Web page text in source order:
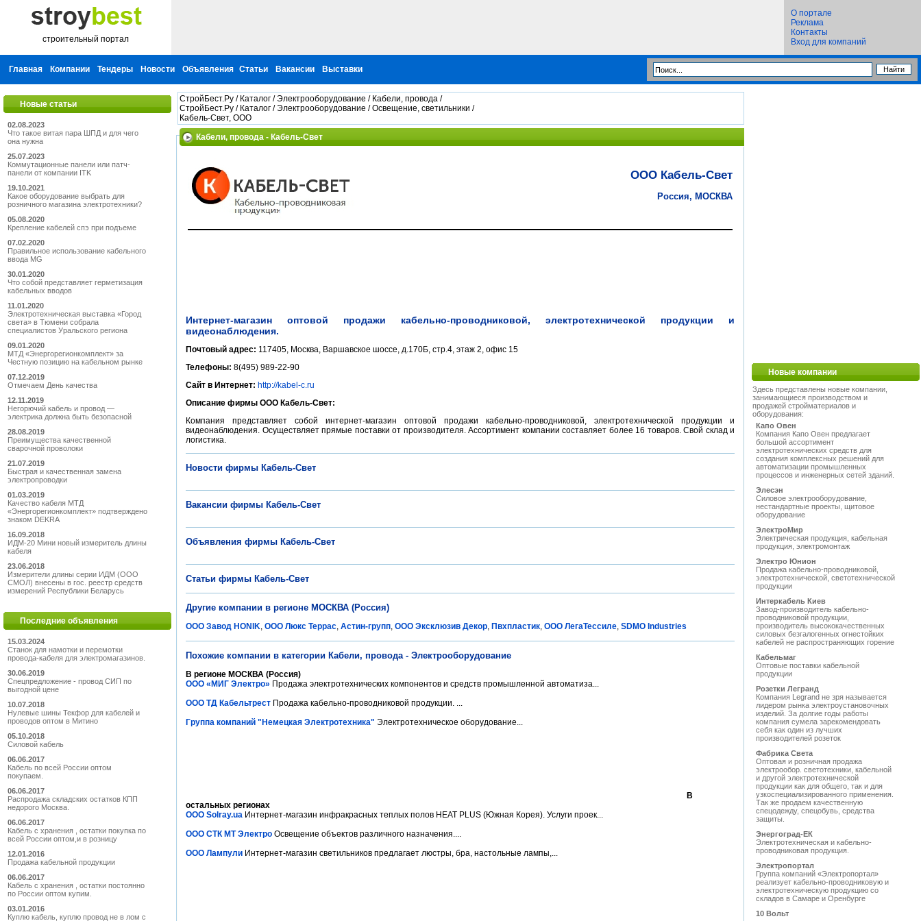
строительный портал
О портале
Реклама
Контакты
Вход для компаний
Главная Компании Тендеры Новости Объявления Статьи Вакансии Выставки
Новые статьи
02.08.2023
Что такое витая пара ШПД и для чего
она нужна
25.07.2023
Коммутационные панели или патч-
панели от компании ITK
19.10.2021
Какое оборудование выбрать для
розничного магазина электротехники?
05.08.2020
Крепление кабелей спэ при подъеме
07.02.2020
Правильное использование кабельного
ввода MG
30.01.2020
Что собой представляет герметизация
кабельных вводов
11.01.2020
Электротехническая выставка «Город
света» в Тюмени собрала
специалистов Уральского региона
09.01.2020
МТД «Энергорегионкомплект» за
Честную позицию на кабельном рынке
07.12.2019
Отмечаем День качества
12.11.2019
Негорючий кабель и провод —
электрика должна быть безопасной
28.08.2019
Преимущества качественной
сварочной проволоки
21.07.2019
Быстрая и качественная замена
электропроводки
01.03.2019
Качество кабеля МТД
«Энергорегионкомплект» подтверждено
знаком DEKRA
16.09.2018
ИДМ-20 Мини новый измеритель длины
кабеля
23.06.2018
Измерители длины серии ИДМ (ООО
СМОЛ) внесены в гос. реестр средств
измерений Республики Беларусь
Последние объявления
15.03.2024
Станок для намотки и перемотки
провода-кабеля для электромагазинов.
30.06.2019
Спецпредложение - провод СИП по
выгодной цене
10.07.2018
Нулевые шины Текфор для кабелей и
проводов оптом в Митино
05.10.2018
Силовой кабель
06.06.2017
Кабель по всей России оптом
покупаем.
06.06.2017
Распродажа складских остатков КПП
недорого Москва.
06.06.2017
Кабель с хранения , остатки покупка по
всей России оптом,и в розницу
12.01.2016
Продажа кабельной продукции
06.06.2017
Кабель с хранения , остатки постоянно
по России оптом купим.
03.01.2016
Куплю кабель, куплю провод не в лом с
СтройБест.Ру / Каталог /Электрооборудование / Кабели, провода /
СтройБест.Ру / Каталог /Электрооборудование /Освещение, светильники /
Кабель-Свет, ООО
Кабели, провода - Кабель-Свет
ООО Кабель-Свет
Россия, МОСКВА
Интернет-магазин оптовой продажи кабельно-проводниковой, электротехнической продукции и
видеонаблюдения.
Почтовый адрес: 117405, Москва, Варшавское шоссе, д.170Б, стр.4, этаж 2, офис 15
Телефоны: 8(495) 989-22-90
Сайт в Интернет: http://kabel-c.ru
Описание фирмы ООО Кабель-Свет:
Компания представляет собой интернет-магазин оптовой продажи кабельно-проводниковой, электротехнической продукции и
видеонаблюдения. Осуществляет прямые поставки от производителя. Ассортимент компании составляет более 16 товаров. Свой склад и
логистика.
Новости фирмы Кабель-Свет
Вакансии фирмы Кабель-Свет
Объявления фирмы Кабель-Свет
Статьи фирмы Кабель-Свет
Другие компании в регионе МОСКВА (Россия)
ООО Завод HONIK, ООО Люкс Террас, Астин-групп, ООО Эксклюзив Декор, Пвхпластик, ООО ЛегаТессиле, SDMO Industries
Похожие компании в категории Кабели, провода - Электрооборудование
В регионе МОСКВА (Россия)
ООО «МИГ Электро» Продажа электротехнических компонентов и средств промышленной автоматиза...
ООО ТД Кабельтрест Продажа кабельно-проводниковой продукции. ...
Группа компаний "Немецкая Электротехника" Электротехническое оборудование...
В
остальных регионах
OOO Solray.ua Интернет-магазин инфракрасных теплых полов HEAT PLUS (Южная Корея). Услуги проек...
ООО СТК МТ Электро Освещение объектов различного назначения....
ООО Лампули Интернет-магазин светильников предлагает люстры, бра, настольные лампы,...
Новые компании
Здесь представлены новые компании,
занимающиеся производством и
продажей стройматериалов и
оборудования:
Капо Овен
Компания Капо Овен предлагает
большой ассортимент
электротехнических средств для
создания комплексных решений для
автоматизации промышленных
процессов и инженерных сетей зданий.
Элесэн
Силовое электрооборудование,
нестандартные проекты, щитовое
оборудование
ЭлектроМир
Электрическая продукция, кабельная
продукция, электромонтаж
Электро Юнион
Продажа кабельно-проводниковой,
электротехнической, светотехнической
продукции
Интеркабель Киев
Завод-производитель кабельно-
проводниковой продукции,
производитель высококачественных
силовых безгалогенных огнестойких
кабелей не распространяющих горение
Кабельмаг
Оптовые поставки кабельной
продукции
Розетки Легранд
Компания Legrand не зря называется
лидером рынка электроустановочных
изделий. За долгие годы работы
компания сумела зарекомендовать
себя как один из лучших
производителей розеток
Фабрика Света
Оптовая и розничная продажа
электрообор. светотехники, кабельной
и другой электротехнической
продукции как для общего, так и для
узкоспециализированного применения.
Так же продаем качественную
спецодежду, спецобувь, средства
защиты.
Энергоград-ЕК
Электротехническая и кабельно-
проводниковая продукция.
Электропортал
Группа компаний «Электропортал»
реализует кабельно-проводниковую и
электротехническую продукцию со
складов в Самаре и Оренбурге
10 Вольт